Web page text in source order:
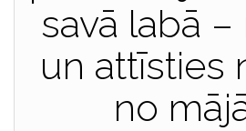
savā labā
un attīsties
no